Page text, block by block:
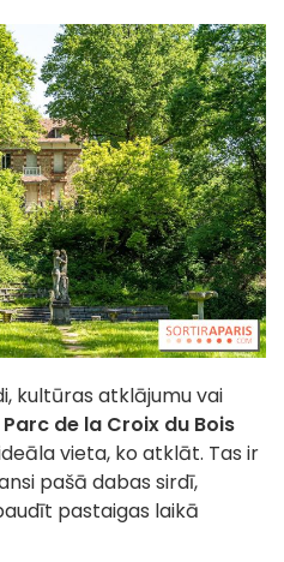
kultūras atklājumu vai
Parc de la Croix du Bois
vieta, ko atklāt. Tas ir
pašā dabas sirdī,
pastaigas laikā